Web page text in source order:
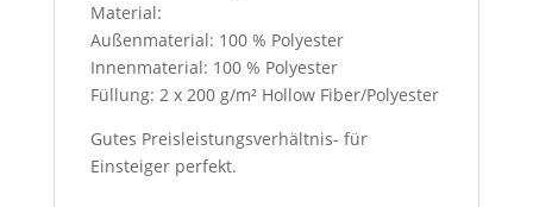
Material:
Außenmaterial: 100 % Polyester
Innenmaterial: 100 % Polyester
Füllung: 2 x 200 g/m² Hollow Fiber/Polyester
Gutes Preisleistungsverhältnis- für
Einsteiger perfekt.